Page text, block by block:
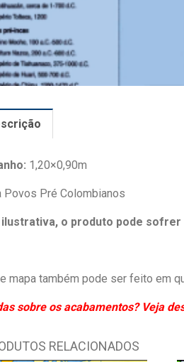
1,20×0,90m
Povos Pré Colombianos
o produto pode sofrer
mapa também pode ser feito em
sobre os acabamentos? Veja
RELACIONADOS